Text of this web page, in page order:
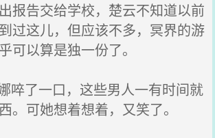
报告交给学校，楚云不知道以前
过这儿，但应该不多，冥界的游
可以算是独一份了。
啐了一口，这些男人一有时间就
。可她想着想着，又笑了。